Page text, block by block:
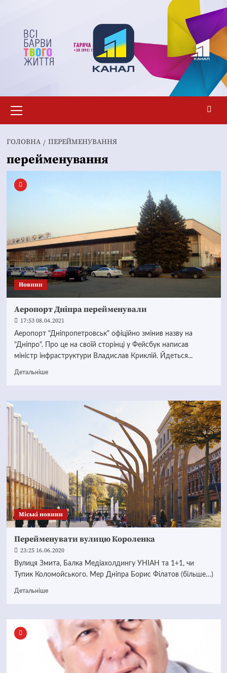
вмісту
меню
ГОЛОВНА ПЕРЕЙМЕНУВАННЯ
перейменування
Новини
Аеропорт Дніпра перейменували
17:53 08.04.2021
Аеропорт "Дніпропетровськ" офіційно змінив назву на
"Дніпро". Про це на своїй сторінці у Фейсбук написав
міністр інфраструктури Владислав Криклій. Йдеться...
Детальніше
Mіські новини
Перейменувати вулицю Короленка
23:25 16.06.2020
Вулиця Змита, Балка Медіахолдингу УНІАН та 1+1, чи
Тупик Коломойського. Мер Дніпра Борис Філатов (більше…)
Детальніше